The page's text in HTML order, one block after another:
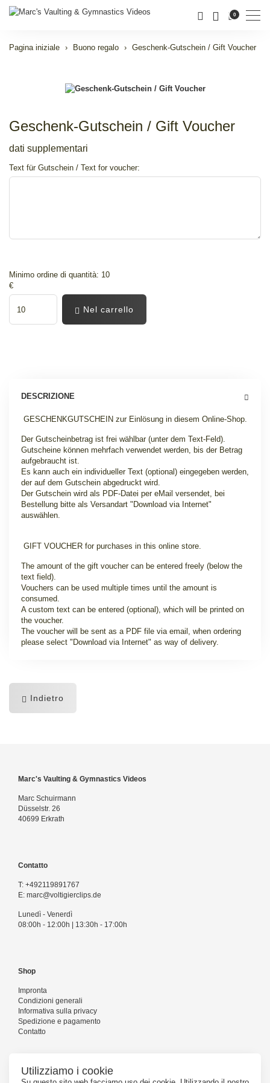
Utilizziamo i cookie
0
Pagina iniziale Buono regalo Geschenk-Gutschein / Gift Voucher
Geschenk-Gutschein / Gift Voucher
dati supplementari
Text für Gutschein / Text for voucher:
Minimo ordine di quantità: 10
€
Nel carrello
DESCRIZIONE
GESCHENKGUTSCHEIN zur Einlösung in diesem Online-Shop.
Der Gutscheinbetrag ist frei wählbar (unter dem Text-Feld).
Gutscheine können mehrfach verwendet werden, bis der Betrag
aufgebraucht ist.
Es kann auch ein individueller Text (optional) eingegeben werden,
der auf dem Gutschein abgedruckt wird.
Der Gutschein wird als PDF-Datei per eMail versendet, bei
Bestellung bitte als Versandart "Download via Internet"
auswählen.
GIFT VOUCHER forpurchases in this online store.
The amount of the gift voucher can be entered freely (below the
text field).
Vouchers can be used multiple times until the amount is
consumed.
A custom text can be entered (optional), which will be printed on
the voucher.
The voucher will be sent as a PDF file via email, when ordering
please select "Download via Internet" as way of delivery.
Indietro
Marc's Vaulting & Gymnastics Videos
Marc Schuirmann
Düsselstr. 26
40699 Erkrath
Contatto
T: +492119891767
E: marc@voltigierclips.de
Lunedì - Venerdì
08:00h - 12:00h | 13:30h - 17:00h
Shop
Impronta
Condizioni generali
Informativa sulla privacy
Spedizione e pagamento
Contatto
Seguiteci